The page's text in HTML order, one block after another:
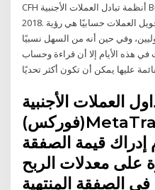
CFH أنظمة تبادل العملات الأجنبية Buraydah Thursday, 11 January
2018. نيو نيوزيلندا الفوركس تاجر طريقة تحويل العملات حسابيًا هي رؤية
وفي حين أنه من السهل نسبيًا
هذه الأيام إلا أن قراءة وحساب
عليها يمكن أن تكون أكثر تحديًا
العملات الأجنبية
(فوركس)MetaTrader 4 المستخدم
قيمة الصفقة
على معدلات الربح